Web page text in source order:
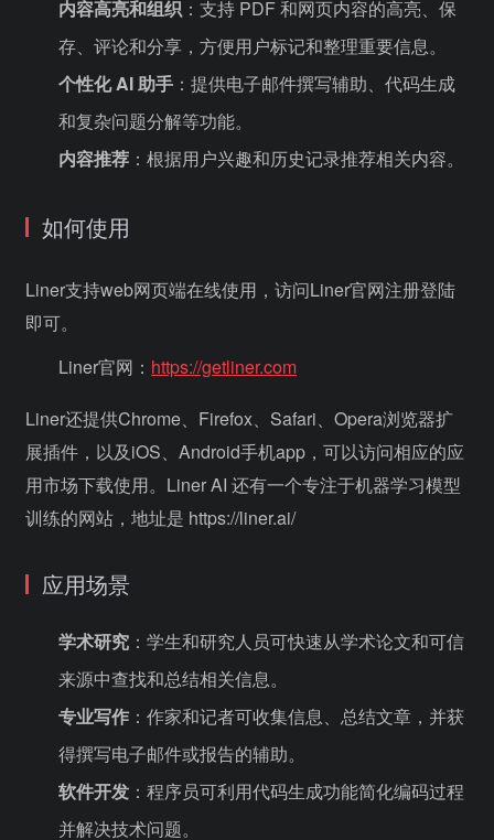
内容高亮和组织 ：支持 PDF 和网页内容的高亮、保
存、评论和分享，方便用户标记和整理重要信息。
个性化 AI 助手 ：提供电子邮件撰写辅助、代码生成
和复杂问题分解等功能。
内容推荐 ：根据用户兴趣和历史记录推荐相关内容。
如何使用
Liner支持web网页端在线使用，访问Liner官网注册登陆
即可。
Liner官网： https://getliner.com
Liner还提供Chrome、Firefox、Safari、Opera浏览器扩
展插件，以及iOS、Android手机app，可以访问相应的应
用市场下载使用。Liner AI 还有一个专注于机器学习模型
训练的网站，地址是 https://liner.ai/
应用场景
学术研究 ：学生和研究人员可快速从学术论文和可信
来源中查找和总结相关信息。
专业写作 ：作家和记者可收集信息、总结文章，并获
得撰写电子邮件或报告的辅助。
软件开发 ：程序员可利用代码生成功能简化编码过程
并解决技术问题。